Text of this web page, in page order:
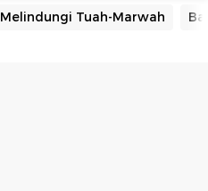
Melindungi Tuah-Marwah